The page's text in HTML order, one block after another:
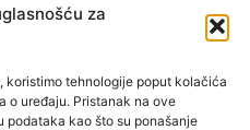
za
koristimo tehnologije poput kolačića
o uređaju. Pristanak na ove
podataka kao što su ponašanje
by:BoomBushBoo